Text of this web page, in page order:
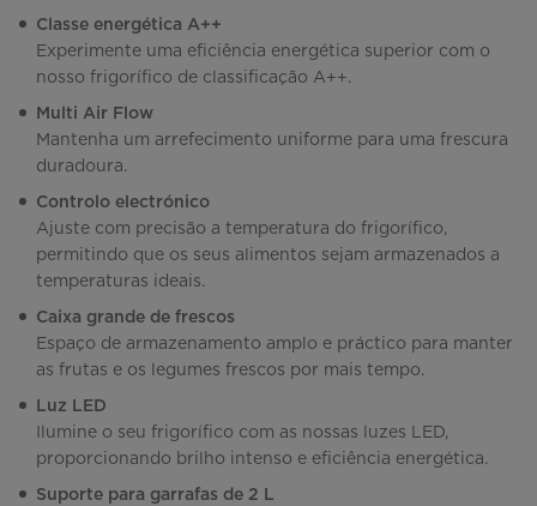
Classe energética A++
Experimente uma eficiência energética superior com o
nosso frigorífico de classificação A++.
Multi Air Flow
Mantenha um arrefecimento uniforme para uma frescura
duradoura.
Controlo electrónico
Ajuste com precisão a temperatura do frigorífico,
permitindo que os seus alimentos sejam armazenados a
temperaturas ideais.
Caixa grande de frescos
Espaço de armazenamento amplo e práctico para manter
as frutas e os legumes frescos por mais tempo.
Luz LED
Ilumine o seu frigorífico com as nossas luzes LED,
proporcionando brilho intenso e eficiência energética.
Suporte para garrafas de 2 L